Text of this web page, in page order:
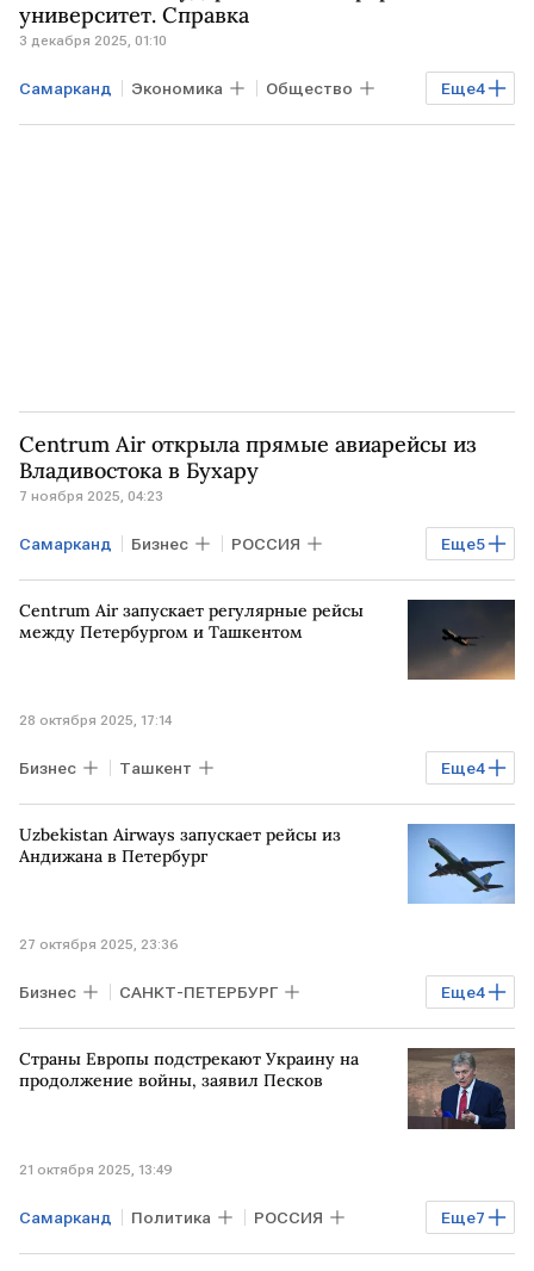
Шавкат Мирзиеев
университет. Справка
3 декабря 2025, 01:10
Еще4
Самарканд Экономика Общество
МОСКВА РФ Николай Вавилов
Centrum Air открыла прямые авиарейсы из
Владивостока в Бухару
7 ноября 2025, 04:23
Еще5
Самарканд Бизнес РОССИЯ
Владивосток УЗБЕКИСТАН
Centrum Air A321neo Airbus A321
Centrum Air запускает регулярные рейсы
между Петербургом и Ташкентом
28 октября 2025, 17:14
Еще4
Бизнес Ташкент
САНКТ-ПЕТЕРБУРГ БАНГКОК
аэропорт Пулково
Uzbekistan Airways запускает рейсы из
Андижана в Петербург
27 октября 2025, 23:36
Еще4
Бизнес САНКТ-ПЕТЕРБУРГ
УЗБЕКИСТАН Ташкент
Uzbekistan Airways аэропорт Пулково
Страны Европы подстрекают Украину на
продолжение войны, заявил Песков
21 октября 2025, 13:49
Еще7
Самарканд Политика РОССИЯ
Общество РФ ЕВРОПА